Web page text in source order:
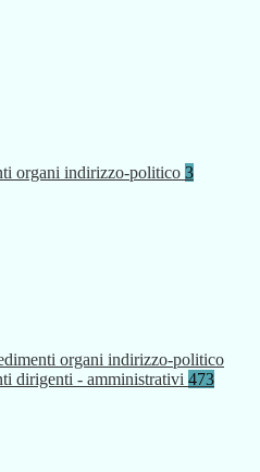
organi indirizzo-politico 3
organi indirizzo-politico
dirigenti - amministrativi 473